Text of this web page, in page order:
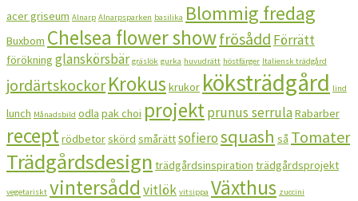
acer griseum Alnarp Alnarpsparken basilika Blommig fredag
Buxbom Chelsea flower showfrösådd Förrätt
förökning glanskörsbär gräslök gurka huvudrätt höstfärger Italiensk trädgård
jordärtskockor Krokus krukor köksträdgård lind
lunch Månadsbild odla pak choi projektprunus serrulaRabarber
receptrödbetorskörd smårättsofierosquash så Tomater
Trädgårdsdesign trädgårdsinspiration trädgårdsprojekt
vegetariskt vintersådd vitlök vitsippa Växthus zuccini